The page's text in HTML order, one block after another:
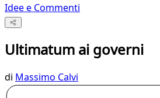
Idee e Commenti
Ultimatum ai governi
di Massimo Calvi